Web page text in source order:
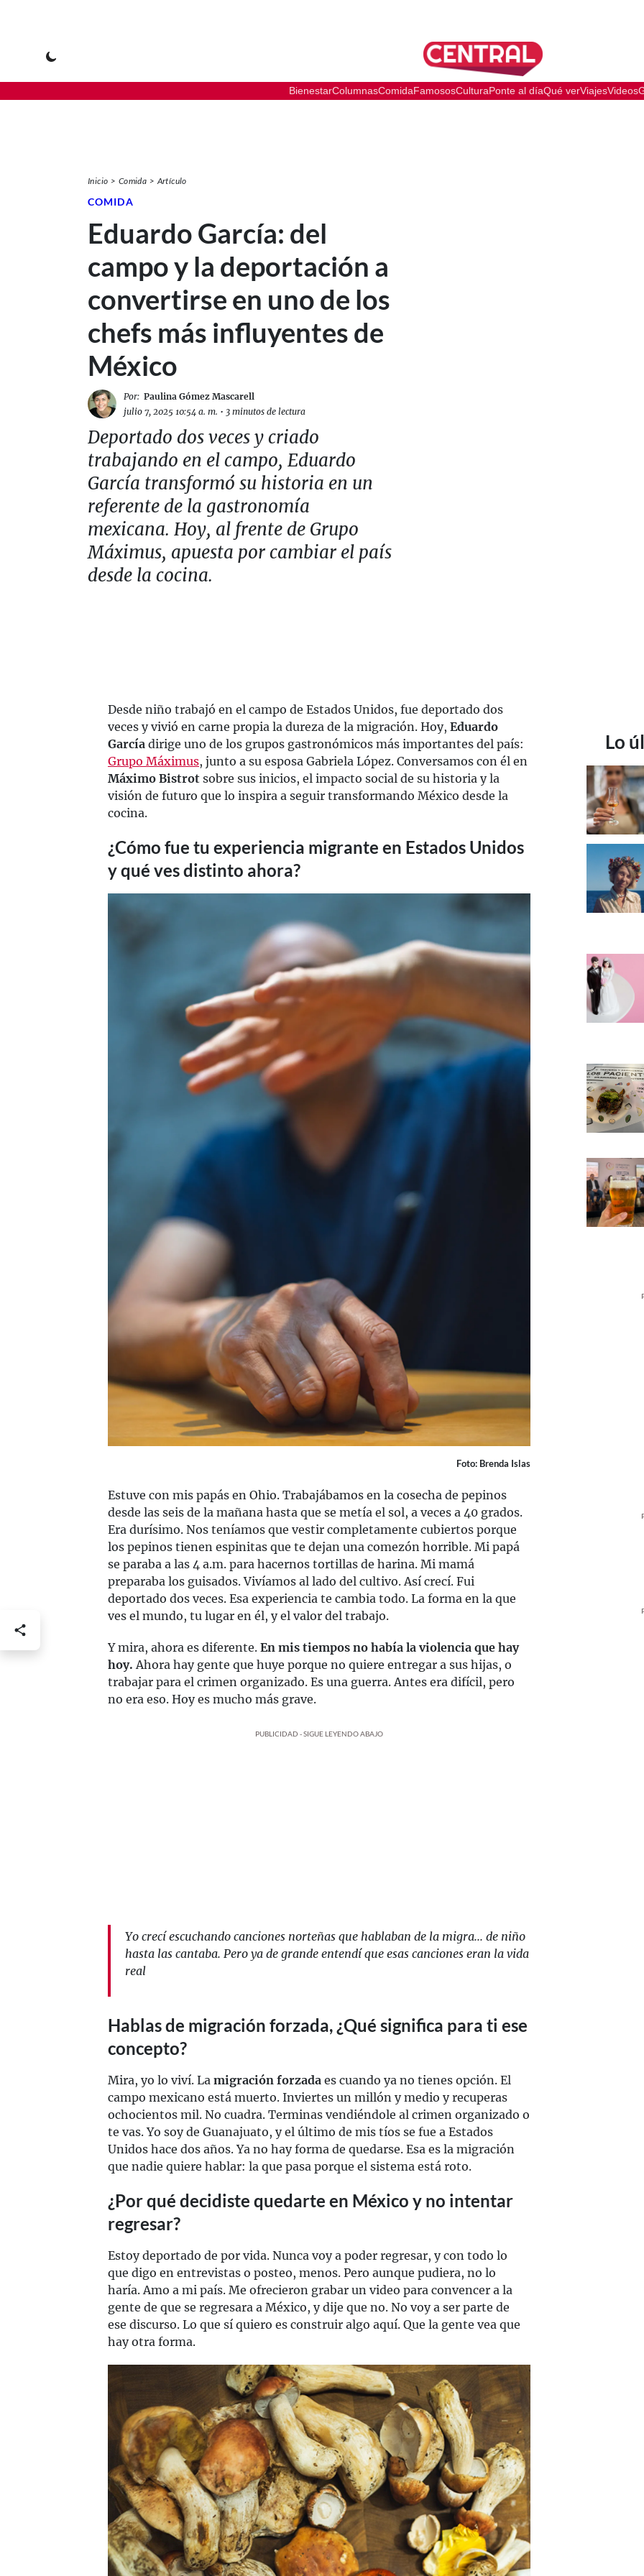
BienestarColumnasComidaFamososCulturaPonte al díaQué verViajesVideos
Inicio Comida Artículo
COMIDA
Eduardo García: del
campo y la deportación a
convertirse en uno de los
chefs más influyentes de
México
Por: Paulina Gómez Mascarell
julio 7, 2025 10:54 a. m. • 3 minutos de lectura
Deportado dos veces y criado
trabajando en el campo, Eduardo
García transformó su historia en un
referente de la gastronomía
mexicana. Hoy, al frente de Grupo
Máximus, apuesta por cambiar el país
desde la cocina.
Desde niño trabajó en el campo de Estados Unidos, fue deportado dos
veces y vivió en carne propia la dureza de la migración. Hoy, Eduardo
García dirige uno de los grupos gastronómicos más importantes del país:
Grupo Máximus, junto a su esposa Gabriela López. Conversamos con él en
Máximo Bistrot sobre sus inicios, el impacto social de su historia y la
visión de futuro que lo inspira a seguir transformando México desde la
cocina.
¿Cómo fue tu experiencia migrante en Estados Unidos
y qué ves distinto ahora?
Foto: Brenda Islas
Estuve con mis papás en Ohio. Trabajábamos en la cosecha de pepinos
desde las seis de la mañana hasta que se metía el sol, a veces a 40 grados.
Era durísimo. Nos teníamos que vestir completamente cubiertos porque
los pepinos tienen espinitas que te dejan una comezón horrible. Mi papá
se paraba a las 4 a.m. para hacernos tortillas de harina. Mi mamá
preparaba los guisados. Vivíamos al lado del cultivo. Así crecí. Fui
deportado dos veces. Esa experiencia te cambia todo. La forma en la que
ves el mundo, tu lugar en él, y el valor del trabajo.
Y mira, ahora es diferente. En mis tiempos no había la violencia que hay
hoy. Ahora hay gente que huye porque no quiere entregar a sus hijas, o
trabajar para el crimen organizado. Es una guerra. Antes era difícil, pero
no era eso. Hoy es mucho más grave.
PUBLICIDAD - SIGUE LEYENDO ABAJO
Yo crecí escuchando canciones norteñas que hablaban de la migra... de niño
hasta las cantaba. Pero ya de grande entendí que esas canciones eran la vida
real
Hablas de migración forzada, ¿Qué significa para ti ese
concepto?
Mira, yo lo viví. La migración forzada es cuando ya no tienes opción. El
campo mexicano está muerto. Inviertes un millón y medio y recuperas
ochocientos mil. No cuadra. Terminas vendiéndole al crimen organizado o
te vas. Yo soy de Guanajuato, y el último de mis tíos se fue a Estados
Unidos hace dos años. Ya no hay forma de quedarse. Esa es la migración
que nadie quiere hablar: la que pasa porque el sistema está roto.
¿Por qué decidiste quedarte en México y no intentar
regresar?
Estoy deportado de por vida. Nunca voy a poder regresar, y con todo lo
que digo en entrevistas o posteo, menos. Pero aunque pudiera, no lo
haría. Amo a mi país. Me ofrecieron grabar un video para convencer a la
gente de que se regresara a México, y dije que no. No voy a ser parte de
ese discurso. Lo que sí quiero es construir algo aquí. Que la gente vea que
hay otra forma.
Lo